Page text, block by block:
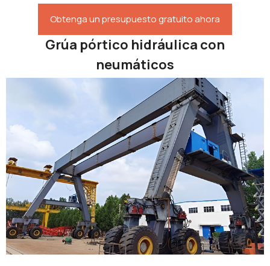
Obtenga un presupuesto gratuito ahora
Grúa pórtico hidráulica con
neumáticos